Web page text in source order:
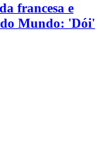
francesa e
do Mundo: 'Dói'